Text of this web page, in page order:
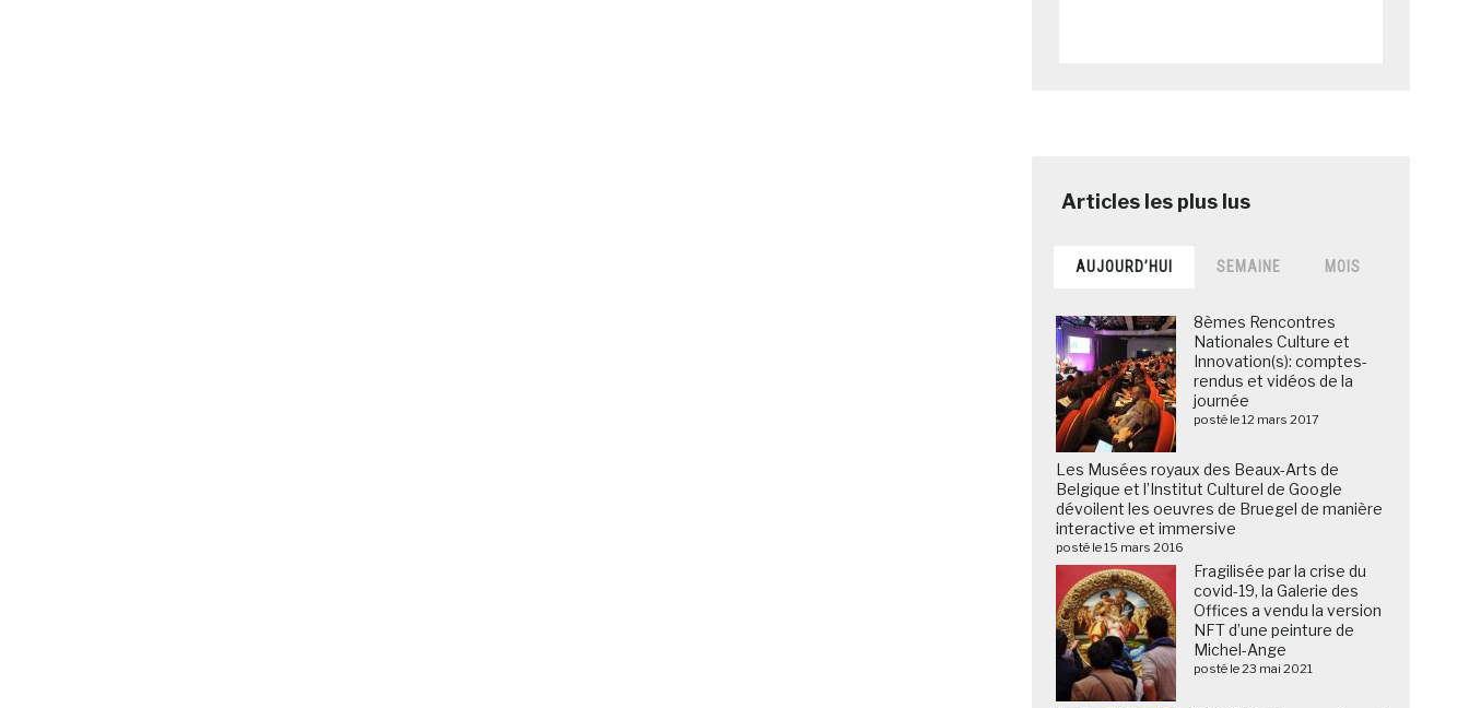
AUJOURD’HUI SEMAINE MOIS
8èmes Rencontres
Nationales Culture et
Innovation(s): comptes-
rendus et vidéos de la
journée
posté le 12 mars 2017
Les Musées royaux des Beaux-Arts de
Belgique et l’Institut Culturel de Google
dévoilent les oeuvres de Bruegel de manière
interactive et immersive
posté le 15 mars 2016
Fragilisée par la crise du
covid-19, la Galerie des
Offices a vendu la version
NFT d’une peinture de
Michel-Ange
posté le 23 mai 2021